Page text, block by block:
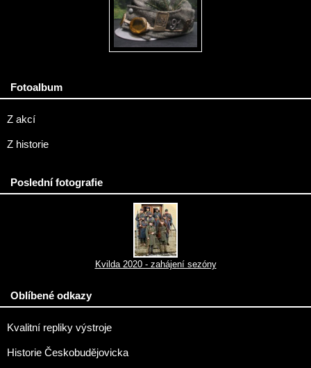
Fotoalbum
Z akcí
Z historie
Poslední fotografie
Kvilda 2020 - zahájení sezóny
Oblíbené odkazy
Kvalitní repliky výstroje
Historie Českobudějovicka